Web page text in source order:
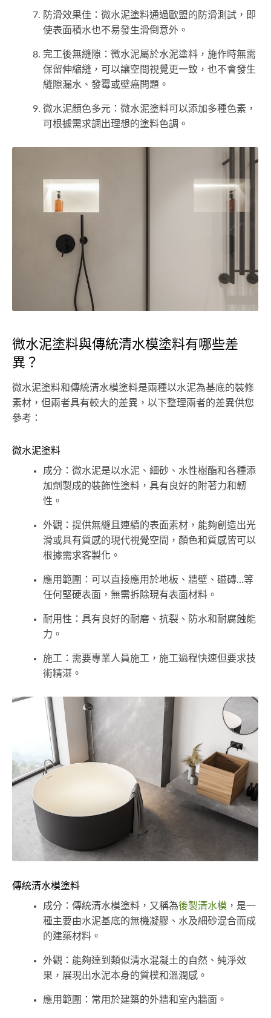
防滑效果佳：微水泥塗料通過歐盟的防滑測試，即
使表面積水也不易發生滑倒意外。
完工後無縫隙：微水泥屬於水泥塗料，施作時無需
保留伸縮縫，可以讓空間視覺更一致，也不會發生
縫隙漏水、發霉或壁癌問題。
微水泥顏色多元：微水泥塗料可以添加多種色素，
可根據需求調出理想的塗料色調。
微水泥塗料與傳統清水模塗料有哪些差
異？
微水泥塗料和傳統清水模塗料是兩種以水泥為基底的裝修
素材，但兩者具有較大的差異，以下整理兩者的差異供您
參考：
微水泥塗料
成分：微水泥是以水泥、細砂、水性樹酯和各種添
加劑製成的裝飾性塗料，具有良好的附著力和韌
性。
外觀：提供無縫且連續的表面素材，能夠創造出光
滑或具有質感的現代視覺空間，顏色和質感皆可以
根據需求客製化。
應用範圍：可以直接應用於地板、牆壁、磁磚…等
任何堅硬表面，無需拆除現有表面材料。
耐用性：具有良好的耐磨、抗裂、防水和耐腐蝕能
力。
施工：需要專業人員施工，施工過程快速但要求技
術精湛。
傳統清水模塗料
成分：傳統清水模塗料，又稱為後製清水模 ，是一
種主要由水泥基底的無機凝膠、水及細砂混合而成
的建築材料。
外觀：能夠達到類似清水混凝土的自然、純淨效
果，展現出水泥本身的質樸和溫潤感。
應用範圍：常用於建築的外牆和室內牆面。